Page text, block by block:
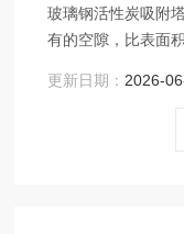
玻璃钢活性炭吸附
有的空隙，比表面
更新日期： 2026-